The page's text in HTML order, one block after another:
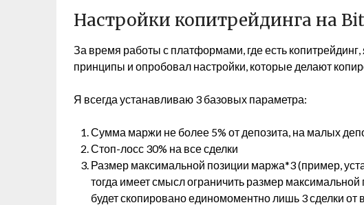
Настройки копитрейдинга на
За время работы с платформами, где есть
принципы и опробовал настройки, которые делают
Я всегда устанавливаю 3 базовых параметра:
Сумма маржи не более 5% от депозита, на малых
Стоп-лосс 30% на все сделки
Размер максимальной позиции маржа*3 (пример,
тогда имеет смысл ограничить размер
будет скопировано единомоментно лишь 3 сделки от